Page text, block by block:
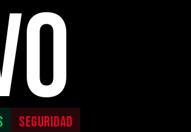
SEGURIDAD